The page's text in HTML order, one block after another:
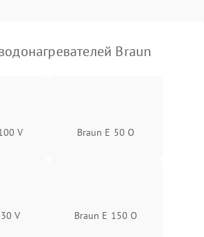
Braun
V Braun E 50 O
V Braun E 150 O